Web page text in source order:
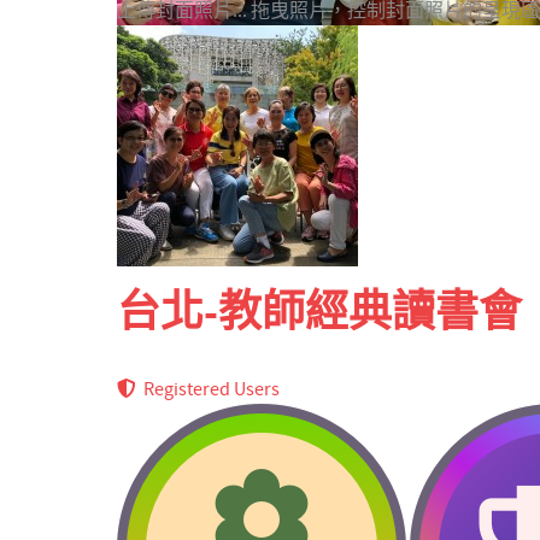
上傳封面照片...拖曳照片，控制封面照片的呈現
台北-教師經典讀書會
Registered Users